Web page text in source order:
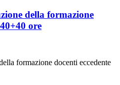
della formazione
ore
formazione docenti eccedente